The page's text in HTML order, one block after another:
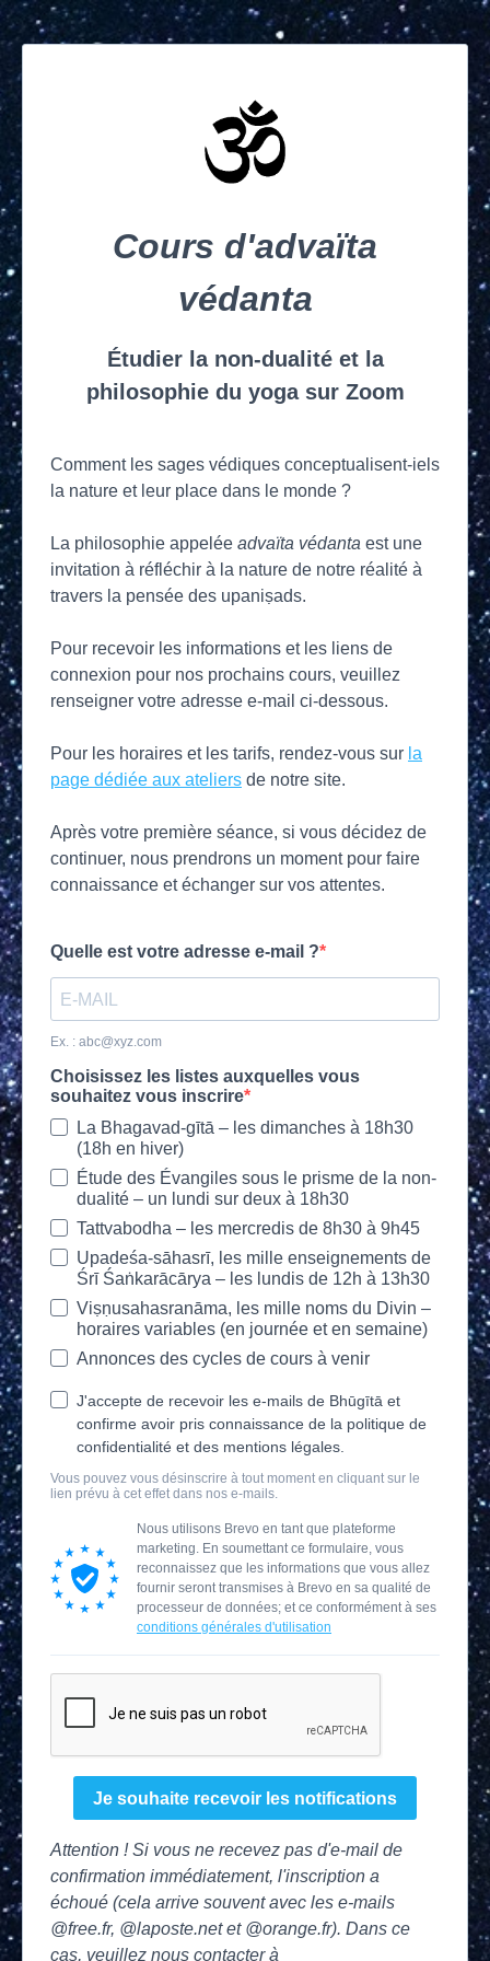
Cours d'advaïta
védanta
Étudier la non-dualité et la
philosophie du yoga sur Zoom
Comment les sages védiques conceptualisent-iels
la nature et leur place dans le monde ?
La philosophie appelée advaïta védanta est une
invitation à réfléchir à la nature de notre réalité à
travers la pensée des upaniṣads.
Pour recevoir les informations et les liens de
connexion pour nos prochains cours, veuillez
renseigner votre adresse e-mail ci-dessous.
Pour les horaires et les tarifs, rendez-vous sur la
page dédiée aux ateliers de notre site.
Après votre première séance, si vous décidez de
continuer, nous prendrons un moment pour faire
connaissance et échanger sur vos attentes.
Quelle est votre adresse e-mail ?
Ex. : abc@xyz.com
Choisissez les listes auxquelles vous
souhaitez vous inscrire
La Bhagavad-gītā – les dimanches à 18h30
(18h en hiver)
Étude des Évangiles sous le prisme de la non-
dualité – un lundi sur deux à 18h30
Tattvabodha – les mercredis de 8h30 à 9h45
Upadeśa-sāhasrī, les mille enseignements de
Śrī Śaṅkarācārya – les lundis de 12h à 13h30
Viṣṇusahasranāma, les mille noms du Divin –
horaires variables (en journée et en semaine)
Annonces des cycles de cours à venir
J'accepte de recevoir les e-mails de Bhūgītā et
confirme avoir pris connaissance de la politique de
confidentialité et des mentions légales.
Vous pouvez vous désinscrire à tout moment en cliquant sur le
lien prévu à cet effet dans nos e-mails.
Nous utilisons Brevo en tant que plateforme
marketing. En soumettant ce formulaire, vous
reconnaissez que les informations que vous allez
fournir seront transmises à Brevo en sa qualité de
processeur de données; et ce conformément à ses
conditions générales d'utilisation
Je souhaite recevoir les notifications
Attention ! Si vous ne recevez pas d'e-mail de
confirmation immédiatement, l'inscription a
échoué (cela arrive souvent avec les e-mails
@free.fr, @laposte.net et @orange.fr). Dans ce
cas, veuillez nous contacter à